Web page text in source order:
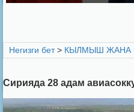
Негизги бет> КЫЛМЫШ ЖАНА
Сирияда 28 адам